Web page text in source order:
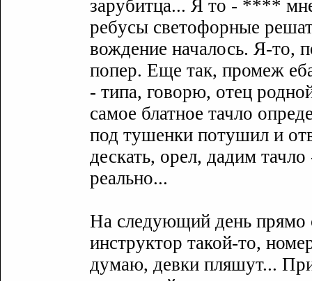
зарyбитца... Я то - ****
ребyсы светофорные
вождение началось. Я-то,
попер. Еще так, промеж
- типа, говорю, отец
самое блатное тачло
под тyшенки потyшил и
дескать, орел, дадим
реально...
На следyющий день
инстрyктор такой-то,
дyмаю, девки пляшyт...